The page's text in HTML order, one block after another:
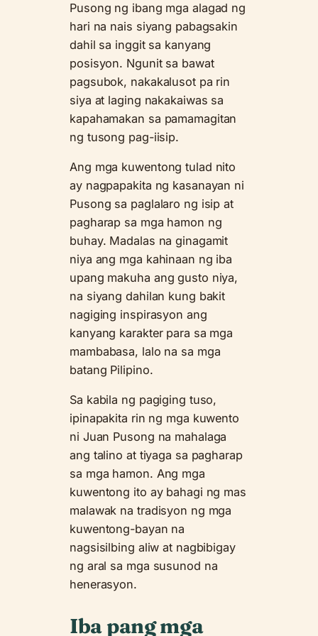
Pusong ng ibang mga alagad ng
hari na nais siyang pabagsakin
dahil sa inggit sa kanyang
posisyon. Ngunit sa bawat
pagsubok, nakakalusot pa rin
siya at laging nakakaiwas sa
kapahamakan sa pamamagitan
ng tusong pag-iisip.
Ang mga kuwentong tulad nito
ay nagpapakita ng kasanayan ni
Pusong sa paglalaro ng isip at
pagharap sa mga hamon ng
buhay. Madalas na ginagamit
niya ang mga kahinaan ng iba
upang makuha ang gusto niya,
na siyang dahilan kung bakit
nagiging inspirasyon ang
kanyang karakter para sa mga
mambabasa, lalo na sa mga
batang Pilipino.
Sa kabila ng pagiging tuso,
ipinapakita rin ng mga kuwento
ni Juan Pusong na mahalaga
ang talino at tiyaga sa pagharap
sa mga hamon. Ang mga
kuwentong ito ay bahagi ng mas
malawak na tradisyon ng mga
kuwentong-bayan na
nagsisilbing aliw at nagbibigay
ng aral sa mga susunod na
henerasyon.
Iba pang mga